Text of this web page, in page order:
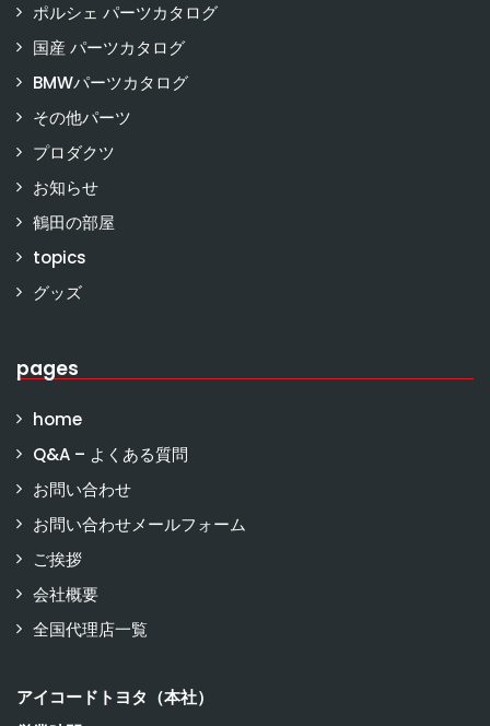
ポルシェ パーツカタログ
国産 パーツカタログ
BMWパーツカタログ
その他パーツ
プロダクツ
お知らせ
鶴田の部屋
topics
グッズ
pages
home
Q&A – よくある質問
お問い合わせ
お問い合わせメールフォーム
ご挨拶
会社概要
全国代理店一覧
アイコードトヨタ（本社）